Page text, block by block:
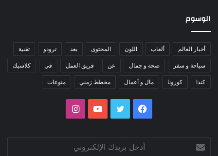
الوسوم
أخبار العالم ألعاب اللون المحتوى بعد ترودو تقنية
سياحة و سفر صحة و جمال عن فريق العمل في كلاسيك
كندا كورونا مال و أعمال مخطط زمني منوعات
فيسبوك تويتر يوتيوبانستقرام
بريدك